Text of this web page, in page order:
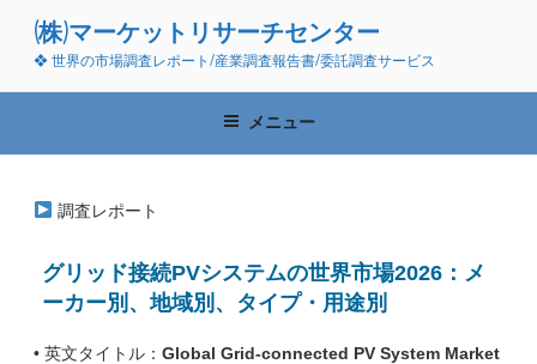
ン
(株)マーケットリサーチセンター
❖ 世界の市場調査レポート/産業調査報告書/委託調査サービス
メニュー
調査レポート
グリッド接続PVシステムの世界市場2026：メ
ーカー別、地域別、タイプ・用途別
• 英文タイトル： Global Grid-connected PV System Market